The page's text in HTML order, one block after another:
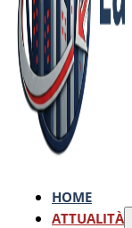
HOME
ATTUALITÀ